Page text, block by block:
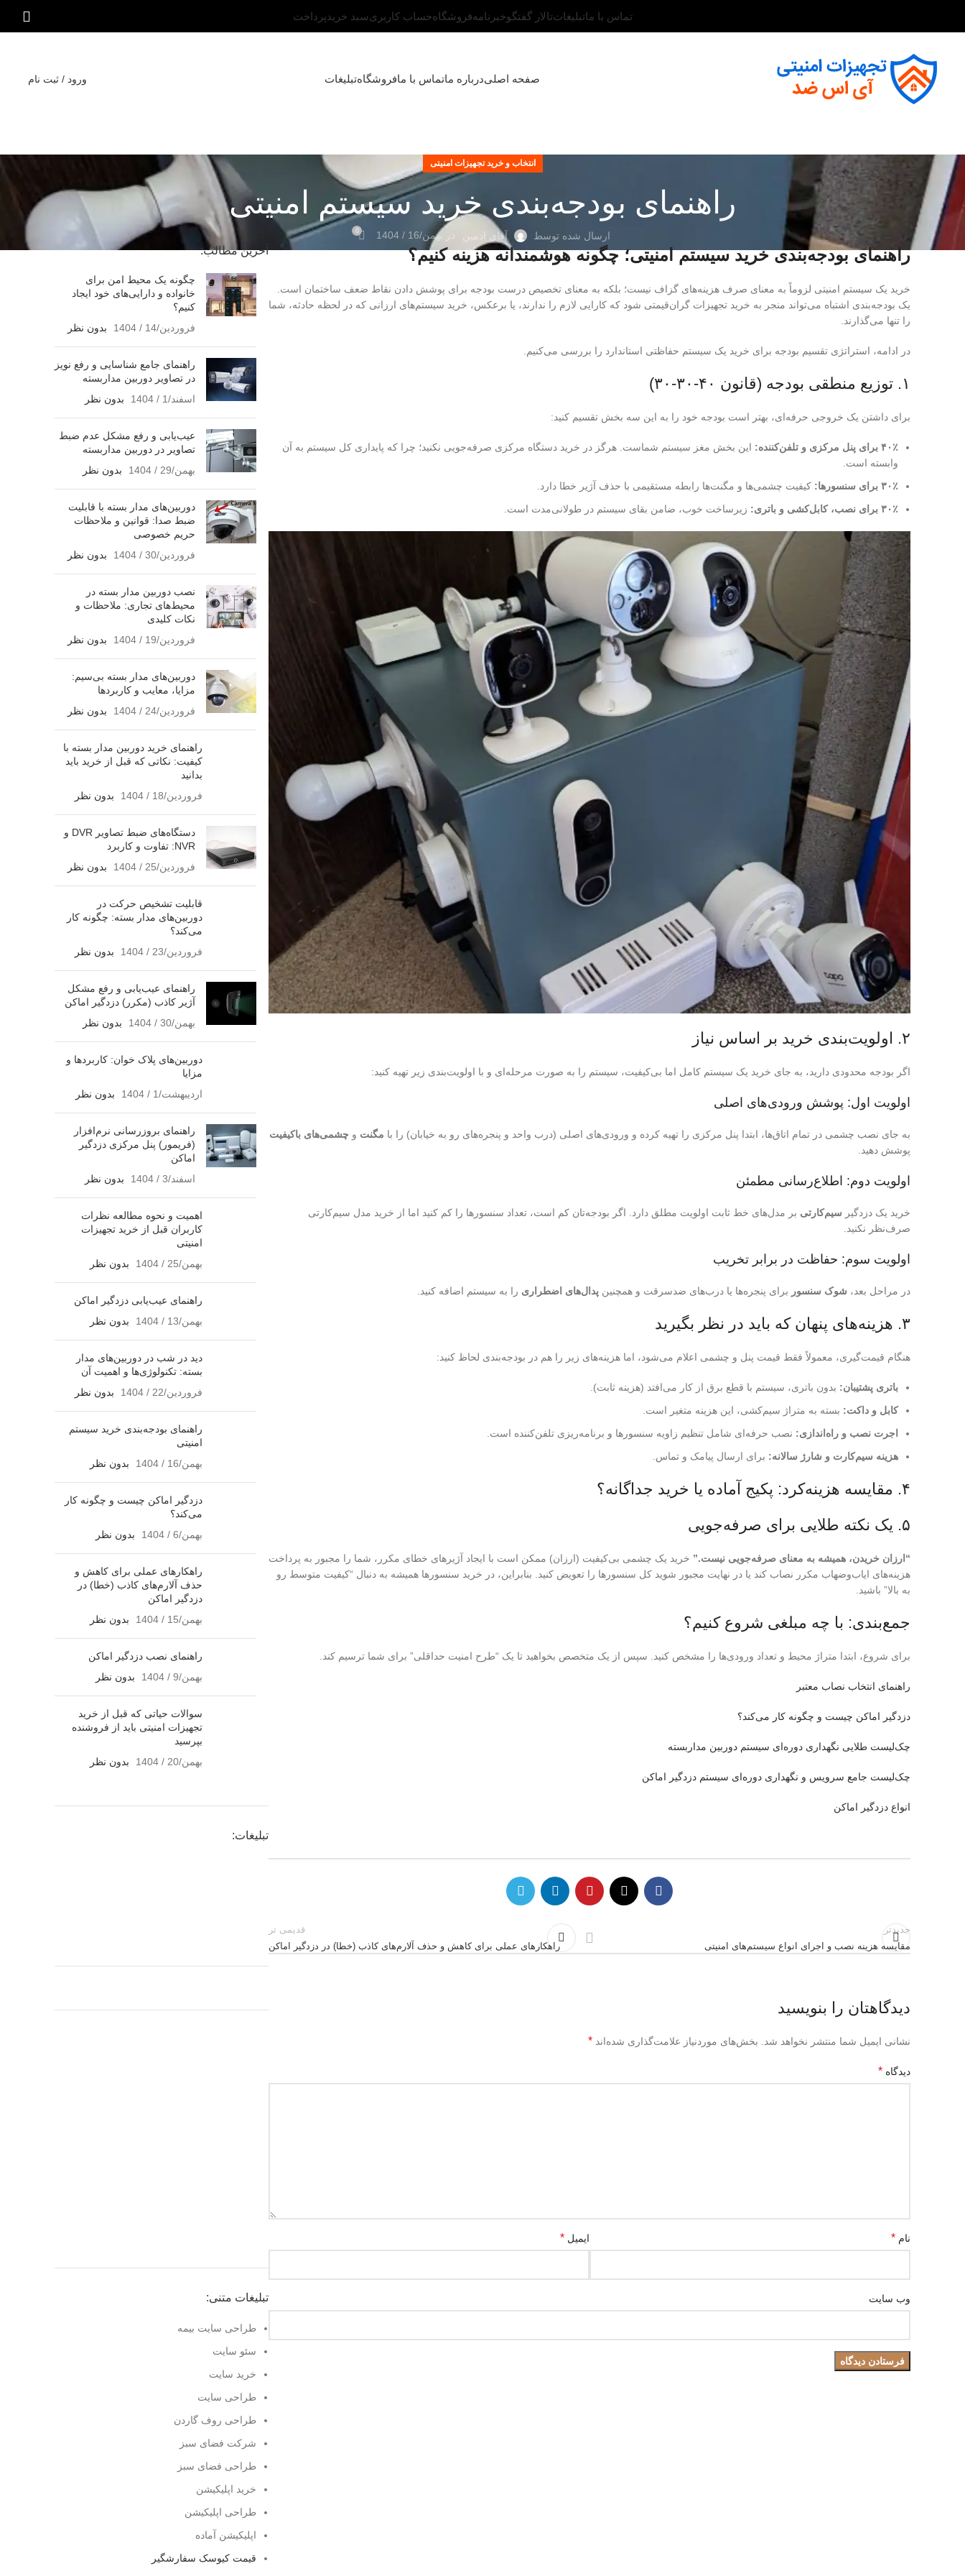
تماس با ماتبلیغاتتالار گفتگوخبرنامهفروشگاهحساب کاربریسبد خرید پرداخت
صفحه اصلیدرباره ماتماس با مافروشگاهتبلیغات ورود / ثبت نام
انتخاب و خرید تجهیزات امنیتی
راهنمای بودجه‌بندی خرید سیستم امنیتی
ارسال شده توسط آقای ادمین در بهمن/16 / 1404 0
راهنمای بودجه‌بندی خرید سیستم امنیتی؛ چگونه هوشمندانه هزینه کنیم؟
خرید یک سیستم امنیتی لزوماً به معنای صرف هزینه‌های گزاف نیست؛ بلکه به معنای تخصیص درست بودجه برای پوشش دادن نقاط ضعف ساختمان است.
یک بودجه‌بندی اشتباه می‌تواند منجر به خرید تجهیزات گران‌قیمتی شود که کارایی لازم را ندارند، یا برعکس، خرید سیستم‌های ارزانی که در لحظه حادثه، شما
را تنها می‌گذارند.
در ادامه، استراتژی تقسیم بودجه برای خرید یک سیستم حفاظتی استاندارد را بررسی می‌کنیم.
۱. توزیع منطقی بودجه (قانون ۴۰-۳۰-۳۰)
برای داشتن یک خروجی حرفه‌ای، بهتر است بودجه خود را به این سه بخش تقسیم کنید:
۴۰٪ برای پنل مرکزی و تلفن‌کننده:
این بخش مغز سیستم شماست. هرگز در خرید دستگاه مرکزی صرفه‌جویی نکنید؛ چرا که پایداری کل سیستم به آن
وابسته است.
۳۰٪ برای سنسورها:
کیفیت چشمی‌ها و مگنت‌ها رابطه مستقیمی با حذف آژیر خطا دارد.
۳۰٪ برای نصب، کابل‌کشی و باتری:
زیرساخت خوب، ضامن بقای سیستم در طولانی‌مدت است.
۲. اولویت‌بندی خرید بر اساس نیاز
اگر بودجه محدودی دارید، به جای خرید یک سیستم کامل اما بی‌کیفیت، سیستم را به صورت مرحله‌ای و با اولویت‌بندی زیر تهیه کنید:
اولویت اول: پوشش ورودی‌های اصلی
به جای نصب چشمی در تمام اتاق‌ها، ابتدا پنل مرکزی را تهیه کرده و ورودی‌های اصلی (درب واحد و پنجره‌های رو به خیابان) را با مگنت و چشمی‌های باکیفیت
پوشش دهید.
اولویت دوم: اطلاع‌رسانی مطمئن
خرید یک دزدگیر سیم‌کارتی بر مدل‌های خط ثابت اولویت مطلق دارد. اگر بودجه‌تان کم است، تعداد سنسورها را کم کنید اما از خرید مدل سیم‌کارتی
صرف‌نظر نکنید.
اولویت سوم: حفاظت در برابر تخریب
در مراحل بعد، شوک سنسور برای پنجره‌ها یا درب‌های ضدسرقت و همچنین پدال‌های اضطراری را به سیستم اضافه کنید.
۳. هزینه‌های پنهان که باید در نظر بگیرید
هنگام قیمت‌گیری، معمولاً فقط قیمت پنل و چشمی اعلام می‌شود، اما هزینه‌های زیر را هم در بودجه‌بندی لحاظ کنید:
باتری پشتیبان: بدون باتری، سیستم با قطع برق از کار می‌افتد (هزینه ثابت).
کابل و داکت: بسته به متراژ سیم‌کشی، این هزینه متغیر است.
اجرت نصب و راه‌اندازی: نصب حرفه‌ای شامل تنظیم زاویه سنسورها و برنامه‌ریزی تلفن‌کننده است.
هزینه سیم‌کارت و شارژ سالانه: برای ارسال پیامک و تماس.
۴. مقایسه هزینه‌کرد: پکیج آماده یا خرید جداگانه؟
۵. یک نکته طلایی برای صرفه‌جویی
“ارزان خریدن، همیشه به معنای صرفه‌جویی نیست.” خرید یک چشمی بی‌کیفیت (ارزان) ممکن است با ایجاد آژیرهای خطای مکرر، شما را مجبور به پرداخت
هزینه‌های ایاب‌وضهاب مکرر نصاب کند یا در نهایت مجبور شوید کل سنسورها را تعویض کنید. بنابراین، در خرید سنسورها همیشه به دنبال “کیفیت متوسط رو
به بالا” باشید.
جمع‌بندی: با چه مبلغی شروع کنیم؟
برای شروع، ابتدا متراژ محیط و تعداد ورودی‌ها را مشخص کنید. سپس از یک متخصص بخواهید تا یک “طرح امنیت حداقلی” برای شما ترسیم کند.
راهنمای انتخاب نصاب معتبر
دزدگیر اماکن چیست و چگونه کار می‌کند؟
چک‌لیست طلایی نگهداری دوره‌ای سیستم دوربین مداربسته
چک‌لیست جامع سرویس و نگهداری دوره‌ای سیستم دزدگیر اماکن
انواع دزدگیر اماکن
جدیدتر
مقایسه هزینه نصب و اجرای انواع سیستم‌های امنیتی
قدیمی تر
راهکارهای عملی برای کاهش و حذف آلارم‌های کاذب (خطا) در دزدگیر اماکن
دیدگاهتان را بنویسید
نشانی ایمیل شما منتشر نخواهد شد. بخش‌های موردنیاز علامت‌گذاری شده‌اند *
دیدگاه *
نام * ایمیل *
وب‌ سایت
آخرین مطالب:
چگونه یک محیط امن برای
خانواده و دارایی‌های خود ایجاد
کنیم؟
فروردین/14 / 1404
بدون نظر
راهنمای جامع شناسایی و رفع نویز
در تصاویر دوربین مداربسته
اسفند/1 / 1404
بدون نظر
عیب‌یابی و رفع مشکل عدم ضبط
تصاویر در دوربین مداربسته
بهمن/29 / 1404
بدون نظر
دوربین‌های مدار بسته با قابلیت
ضبط صدا: قوانین و ملاحظات
حریم خصوصی
فروردین/30 / 1404
بدون نظر
نصب دوربین مدار بسته در
محیط‌های تجاری: ملاحظات و
نکات کلیدی
فروردین/19 / 1404
بدون نظر
دوربین‌های مدار بسته بی‌سیم:
مزایا، معایب و کاربردها
فروردین/24 / 1404
بدون نظر
راهنمای خرید دوربین مدار بسته با
کیفیت: نکاتی که قبل از خرید باید
بدانید
فروردین/18 / 1404
بدون نظر
دستگاه‌های ضبط تصاویر DVR و
NVR: تفاوت و کاربرد
فروردین/25 / 1404
بدون نظر
قابلیت تشخیص حرکت در
دوربین‌های مدار بسته: چگونه کار
می‌کند؟
فروردین/23 / 1404
بدون نظر
راهنمای عیب‌یابی و رفع مشکل
آژیر کاذب (مکرر) دزدگیر اماکن
بهمن/30 / 1404
بدون نظر
دوربین‌های پلاک خوان: کاربردها و
مزایا
اردیبهشت/1 / 1404
بدون نظر
راهنمای بروزرسانی نرم‌افزار
(فریمور) پنل مرکزی دزدگیر
اماکن
اسفند/3 / 1404
بدون نظر
اهمیت و نحوه مطالعه نظرات
کاربران قبل از خرید تجهیزات
امنیتی
بهمن/25 / 1404
بدون نظر
راهنمای عیب‌یابی دزدگیر اماکن
بهمن/13 / 1404
بدون نظر
دید در شب در دوربین‌های مدار
بسته: تکنولوژی‌ها و اهمیت آن
فروردین/22 / 1404
بدون نظر
راهنمای بودجه‌بندی خرید سیستم
امنیتی
بهمن/16 / 1404
بدون نظر
دزدگیر اماکن چیست و چگونه کار
می‌کند؟
بهمن/6 / 1404
بدون نظر
راهکارهای عملی برای کاهش و
حذف آلارم‌های کاذب (خطا) در
دزدگیر اماکن
بهمن/15 / 1404
بدون نظر
راهنمای نصب دزدگیر اماکن
بهمن/9 / 1404
بدون نظر
سوالات حیاتی که قبل از خرید
تجهیزات امنیتی باید از فروشنده
بپرسید
بهمن/20 / 1404
بدون نظر
تبلیغات:
تبلیغات متنی:
طراحی سایت بیمه
سئو سایت
خرید سایت
طراحی سایت
طراحی روف گاردن
شرکت فضای سبز
طراحی فضای سبز
خرید اپلیکیشن
طراحی اپلیکیشن
اپلیکیشن آماده
قیمت کیوسک سفارشگیر